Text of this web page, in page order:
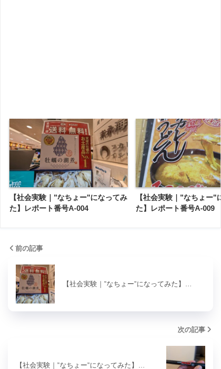
【社会実験｜"なちょー"になってみ
た】レポート番号A-004
【社会実験｜"なちょー"
た】レポート番号A-009
前の記事
【社会実験｜”なちょー”になってみた】…
次の記事
【社会実験｜”なちょー”になってみた】…